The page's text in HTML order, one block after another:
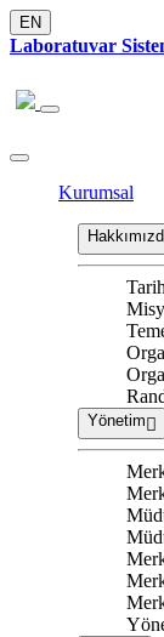
EN
Laboratuvar
Kurumsal
Yönetim